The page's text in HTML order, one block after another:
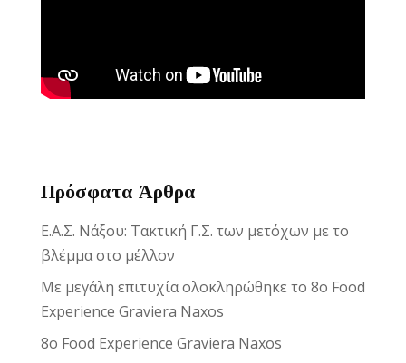
Πρόσφατα Άρθρα
Ε.Α.Σ. Νάξου: Τακτική Γ.Σ. των μετόχων με το
βλέμμα στο μέλλον
Με μεγάλη επιτυχία ολοκληρώθηκε το 8ο Food
Experience Graviera Naxos
8ο Food Experience Graviera Naxos